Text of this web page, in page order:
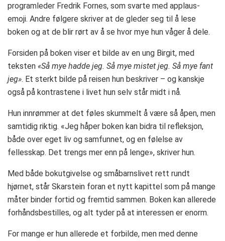
programleder Fredrik Fornes, som svarte med applaus-
emoji. Andre følgere skriver at de gleder seg til å lese
boken og at de blir rørt av å se hvor mye hun våger å dele.
Forsiden på boken viser et bilde av en ung Birgit, med
teksten «Så mye hadde jeg. Så mye mistet jeg. Så mye fant
jeg». Et sterkt bilde på reisen hun beskriver – og kanskje
også på kontrastene i livet hun selv står midt i nå.
Hun innrømmer at det føles skummelt å være så åpen, men
samtidig riktig. «Jeg håper boken kan bidra til refleksjon,
både over eget liv og samfunnet, og en følelse av
fellesskap. Det trengs mer enn på lenge», skriver hun.
Med både bokutgivelse og småbarnslivet rett rundt
hjørnet, står Skarstein foran et nytt kapittel som på mange
måter binder fortid og fremtid sammen. Boken kan allerede
forhåndsbestilles, og alt tyder på at interessen er enorm.
For mange er hun allerede et forbilde, men med denne